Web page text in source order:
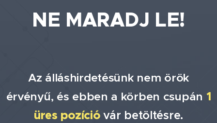
NE MARADJ LE!
Az álláshirdetésünk nem örök
érvényű, és ebben a körben csupán 1
üres pozícióvár betöltésre.